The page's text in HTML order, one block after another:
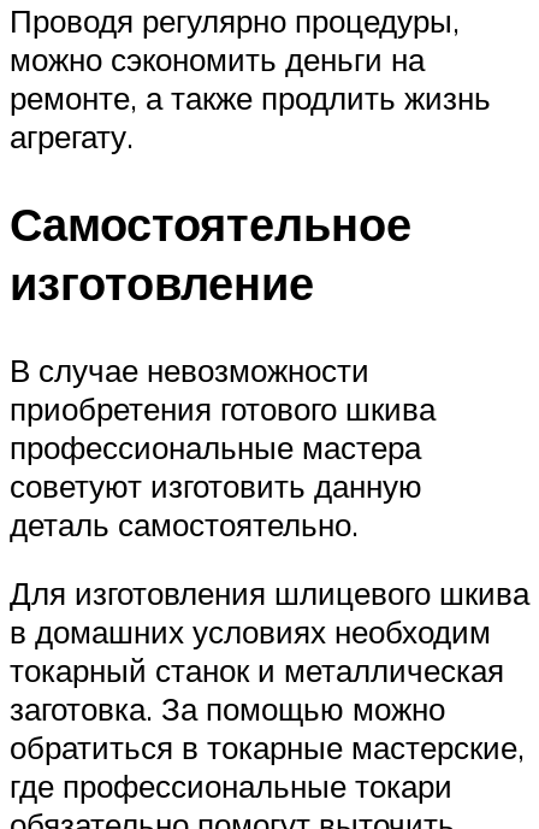
Проводя регулярно процедуры,
можно сэкономить деньги на
ремонте, а также продлить жизнь
агрегату.
Самостоятельное
изготовление
В случае невозможности
приобретения готового шкива
профессиональные мастера
советуют изготовить данную
деталь самостоятельно.
Для изготовления шлицевого шкива
в домашних условиях необходим
токарный станок и металлическая
заготовка. За помощью можно
обратиться в токарные мастерские,
где профессиональные токари